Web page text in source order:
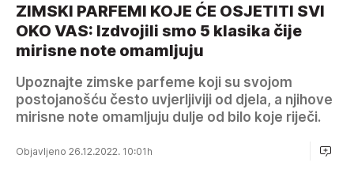
ZIMSKI PARFEMI KOJE ĆE OSJETITI SVI
OKO VAS: Izdvojili smo 5 klasika čije
mirisne note omamljuju
Upoznajte zimske parfeme koji su svojom
postojanošću često uvjerljiviji od djela, a njihove
mirisne note omamljuju dulje od bilo koje riječi.
Objavljeno 26.12.2022. 10:01h